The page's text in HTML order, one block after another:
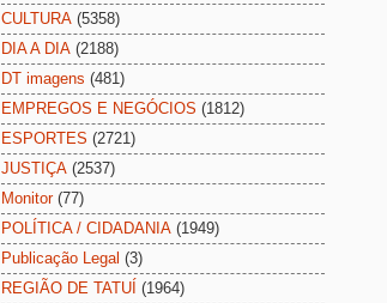
CULTURA (5358)
DIA A DIA (2188)
DT imagens (481)
EMPREGOS E NEGÓCIOS (1812)
ESPORTES (2721)
JUSTIÇA (2537)
Monitor (77)
POLÍTICA / CIDADANIA (1949)
Publicação Legal (3)
REGIÃO DE TATUÍ (1964)